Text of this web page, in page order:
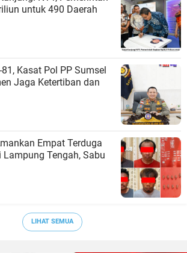
untuk 490 Daerah
Kasat Pol PP Sumsel
Jaga Ketertiban dan
Empat Terduga
Lampung Tengah, Sabu
LIHAT SEMUA